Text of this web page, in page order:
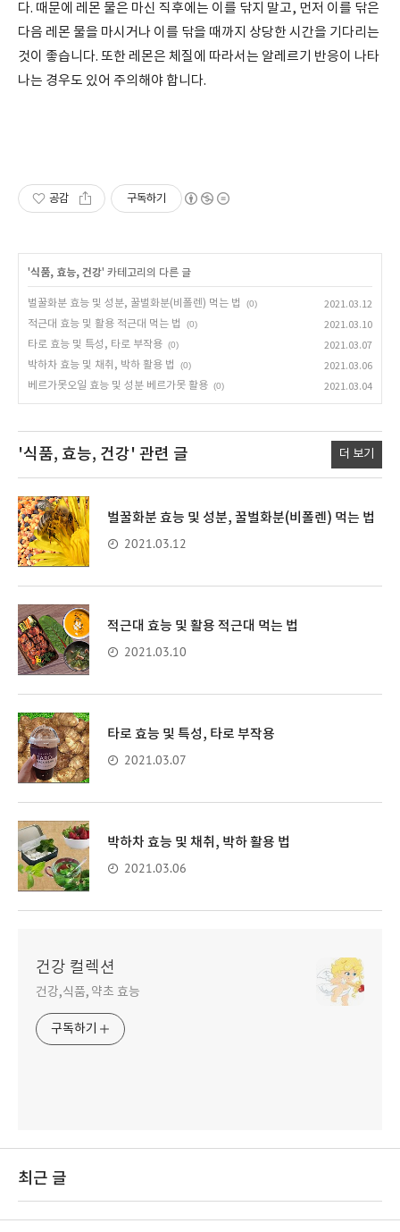
다. 때문에 레몬 물은 마신 직후에는 이를 닦지 말고, 먼저 이를 닦은
다음 레몬 물을 마시거나 이를 닦을 때까지 상당한 시간을 기다리는
것이 좋습니다. 또한 레몬은 체질에 따라서는 알레르기 반응이 나타
나는 경우도 있어 주의해야 합니다.
공감 구독하기
'식품, 효능, 건강' 카테고리의 다른 글
벌꿀화분 효능 및 성분, 꿀벌화분(비폴렌) 먹는 법 (0)
2021.03.12
적근대 효능 및 활용 적근대 먹는 법
(0)
2021.03.10
타로 효능 및 특성, 타로 부작용 (0)
2021.03.07
박하차 효능 및 채취, 박하 활용 법
(0)
2021.03.06
베르가못오일 효능 및 성분 베르가못 활용 (0) 2021.03.04
'식품, 효능, 건강' 관련 글 더 보기
벌꿀화분 효능 및 성분, 꿀벌화분(비폴렌) 먹는 법
2021.03.12
적근대 효능 및 활용 적근대 먹는 법
2021.03.10
타로 효능 및 특성, 타로 부작용
2021.03.07
박하차 효능 및 채취, 박하 활용 법
2021.03.06
건강 컬렉션
건강,식품, 약초 효능
구독하기
최근 글